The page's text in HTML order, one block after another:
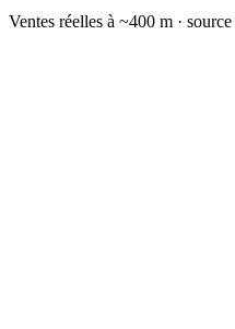
Ventes réelles à ~400 m ·